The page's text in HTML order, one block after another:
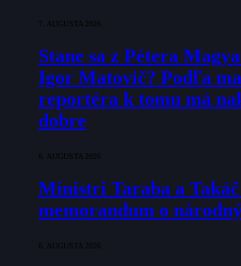
7. AUGUSTA 2026
Stane sa z Pétera
Igor Matovič? Podľa
reportéra k tomu má
dobre
6. AUGUSTA 2026
Ministri Taraba a
memorandum o
6. AUGUSTA 2026